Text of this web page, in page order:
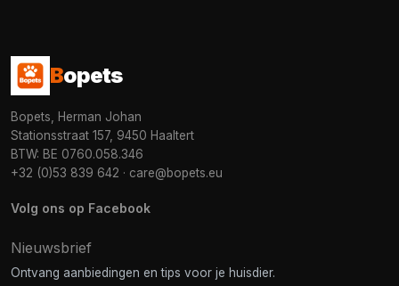
Bopets
Bopets, Herman Johan
Stationsstraat 157, 9450 Haaltert
BTW: BE 0760.058.346
+32 (0)53 839 642 · care@bopets.eu
Volg ons op Facebook
Nieuwsbrief
Ontvang aanbiedingen en tips voor je huisdier.